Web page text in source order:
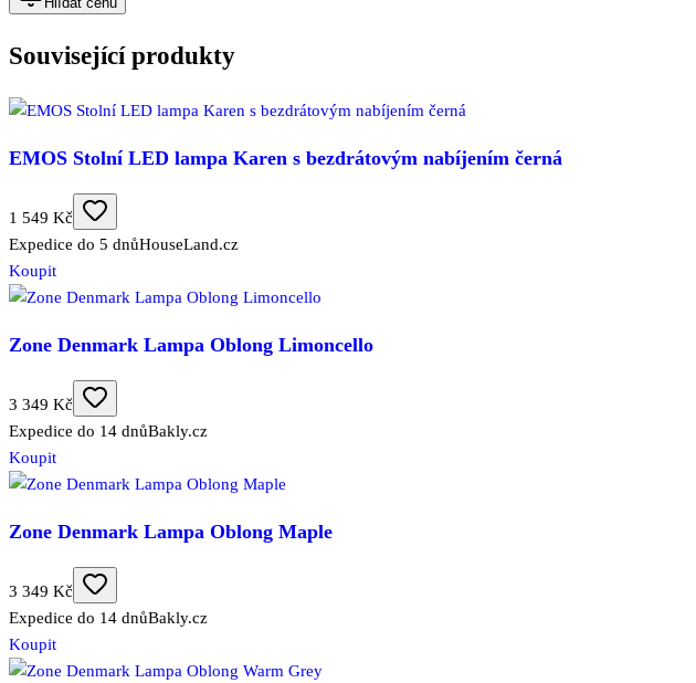
Související produkty
EMOS Stolní LED lampa Karen s bezdrátovým nabíjením černá
1 549 Kč
Expedice do 5 dnůHouseLand.cz
Koupit
Zone Denmark Lampa Oblong Limoncello
3 349 Kč
Expedice do 14 dnůBakly.cz
Koupit
Zone Denmark Lampa Oblong Maple
3 349 Kč
Expedice do 14 dnůBakly.cz
Koupit